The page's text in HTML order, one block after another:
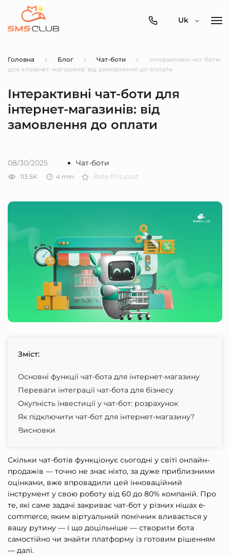
0800-
Uk
Головна Блог Чат-боти
Інтерактивні чат-боти
для інтернет-магазинів: від замовлення до оплати
Інтерактивні чат-боти для
інтернет-магазинів: від
замовлення до оплати
08/30/2025 Чат-боти
113.5K 4 min Rate this post
Зміст:
Основні функції чат-бота для інтернет-магазину
Переваги інтеграції чат-бота для бізнесу
Окупність інвестиції у чат-бот: розрахунок
Як підключити чат-бот для інтернет-магазину?
Висновки
Скільки чат-ботів функціонує сьогодні у світі онлайн-
продажів — точно не знає ніхто, за дуже приблизними
оцінками, вже впровадили цей інноваційний
інструмент у свою роботу від 60 до 80% компаній. Про
те, які саме задачі закриває чат-бот у різних нішах e-
commerce, яким віртуальний помічник вливається у
вашу рутину — і що доцільніше — створити бота
самостійно чи знайти платформу із готовим рішенням
— далі.